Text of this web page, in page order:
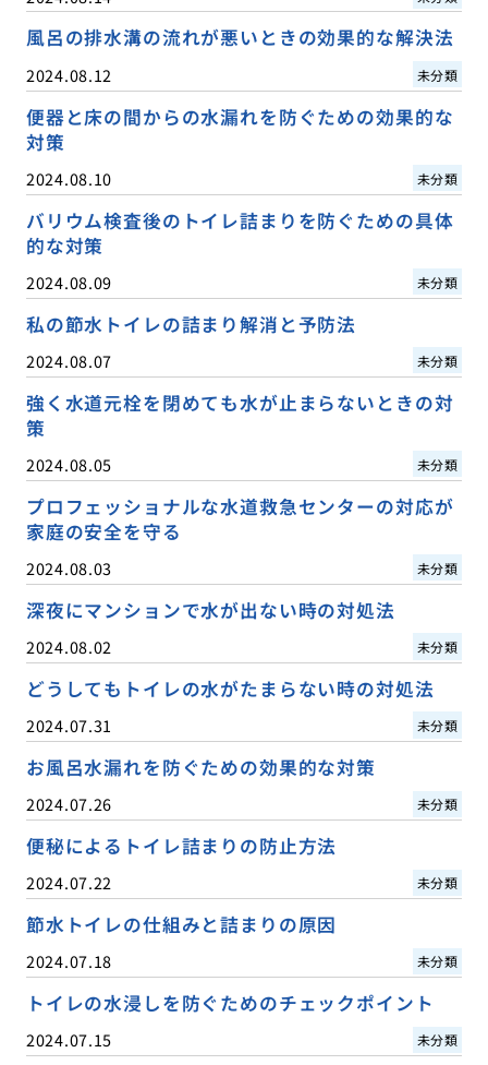
風呂の排水溝の流れが悪いときの効果的な解決法
2024.08.12 未分類
便器と床の間からの水漏れを防ぐための効果的な
対策
2024.08.10 未分類
バリウム検査後のトイレ詰まりを防ぐための具体
的な対策
2024.08.09 未分類
私の節水トイレの詰まり解消と予防法
2024.08.07 未分類
強く水道元栓を閉めても水が止まらないときの対
策
2024.08.05 未分類
プロフェッショナルな水道救急センターの対応が
家庭の安全を守る
2024.08.03 未分類
深夜にマンションで水が出ない時の対処法
2024.08.02 未分類
どうしてもトイレの水がたまらない時の対処法
2024.07.31 未分類
お風呂水漏れを防ぐための効果的な対策
2024.07.26 未分類
便秘によるトイレ詰まりの防止方法
2024.07.22 未分類
節水トイレの仕組みと詰まりの原因
2024.07.18 未分類
トイレの水浸しを防ぐためのチェックポイント
2024.07.15 未分類